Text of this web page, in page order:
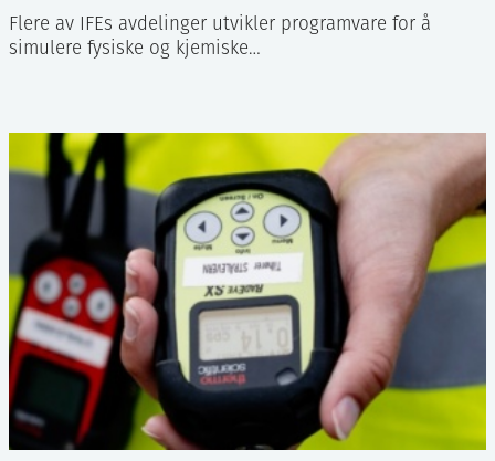
Flere av IFEs avdelinger utvikler programvare for å
simulere fysiske og kjemiske…